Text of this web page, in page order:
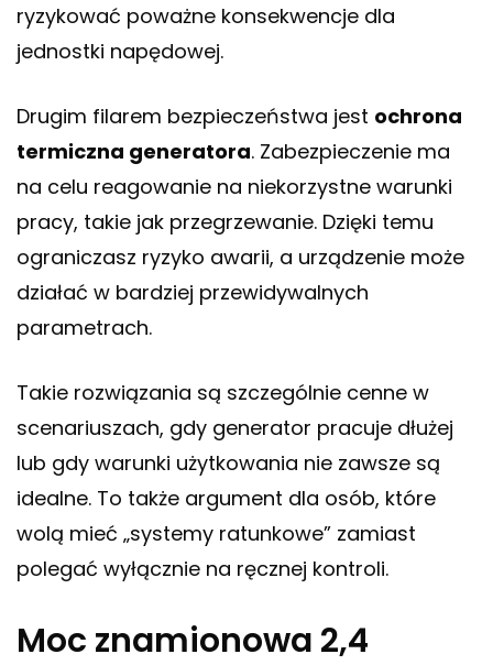
ryzykować poważne konsekwencje dla
jednostki napędowej.
Drugim filarem bezpieczeństwa jest ochrona
termiczna generatora. Zabezpieczenie ma
na celu reagowanie na niekorzystne warunki
pracy, takie jak przegrzewanie. Dzięki temu
ograniczasz ryzyko awarii, a urządzenie może
działać w bardziej przewidywalnych
parametrach.
Takie rozwiązania są szczególnie cenne w
scenariuszach, gdy generator pracuje dłużej
lub gdy warunki użytkowania nie zawsze są
idealne. To także argument dla osób, które
wolą mieć „systemy ratunkowe” zamiast
polegać wyłącznie na ręcznej kontroli.
Moc znamionowa 2,4